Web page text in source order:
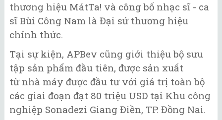
thương hiệu MátTa! và công bố nhạc sĩ - ca
sĩ Bùi Công Nam là Đại sứ thương hiệu
chính thức.
Tại sự kiện, APBev cũng giới thiệu bộ sưu
tập sản phẩm đầu tiên, được sản xuất
từ nhà máy được đầu tư với giá trị toàn bộ
các giai đoạn đạt 80 triệu USD tại Khu công
nghiệp Sonadezi Giang Điền, TP. Đồng Nai.